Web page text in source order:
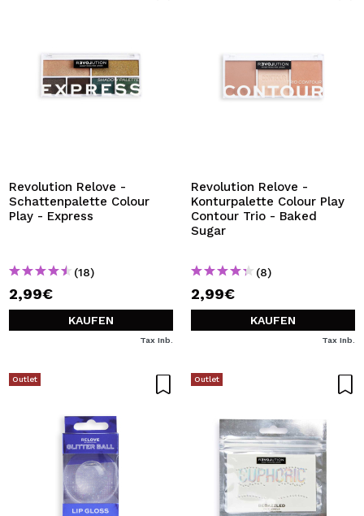
Revolution Relove -
Schattenpalette Colour
Play - Express
(18)
2,99€
KAUFEN
Tax Inb.
Revolution Relove -
Konturpalette Colour Play
Contour Trio - Baked
Sugar
(8)
2,99€
KAUFEN
Tax Inb.
Outlet Outlet